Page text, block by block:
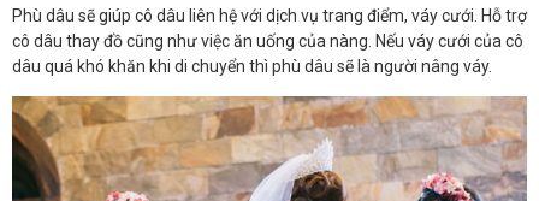
Phù dâu sẽ giúp cô dâu liên hệ với dịch vụ trang điểm, váy cưới. Hỗ trợ
cô dâu thay đồ cũng như việc ăn uống của nàng. Nếu váy cưới của cô
dâu quá khó khăn khi di chuyển thì phù dâu sẽ là người nâng váy.